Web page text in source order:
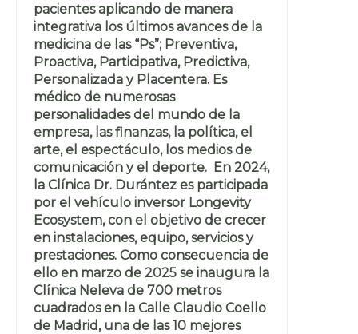
pacientes aplicando de manera
integrativa los últimos avances de la
medicina de las “Ps”; Preventiva,
Proactiva, Participativa, Predictiva,
Personalizada y Placentera. Es
médico de numerosas
personalidades del mundo de la
empresa, las finanzas, la política, el
arte, el espectáculo, los medios de
comunicación y el deporte. En 2024,
la Clínica Dr. Durántez es participada
por el vehículo inversor Longevity
Ecosystem, con el objetivo de crecer
en instalaciones, equipo, servicios y
prestaciones. Como consecuencia de
ello en marzo de 2025 se inaugura la
Clínica Neleva de 700 metros
cuadrados en la Calle Claudio Coello
de Madrid, una de las 10 mejores